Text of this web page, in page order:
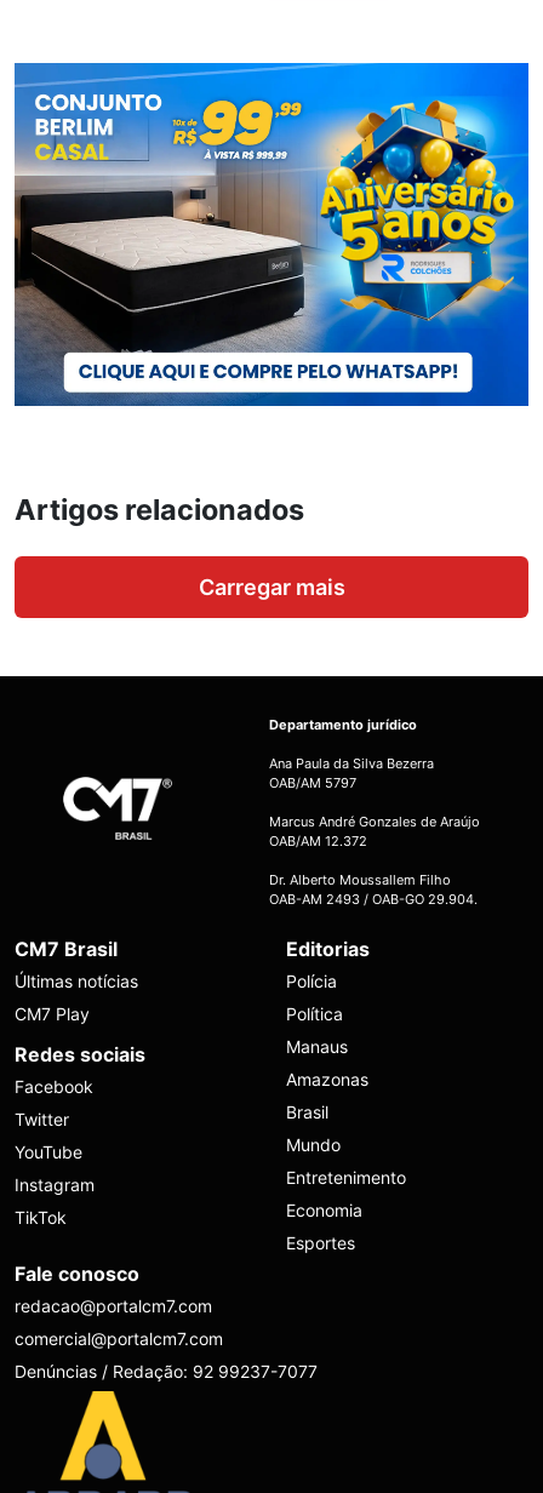
Artigos relacionados
Carregar mais
Departamento jurídico
Ana Paula da Silva Bezerra
OAB/AM 5797
Marcus André Gonzales de Araújo
OAB/AM 12.372
Dr. Alberto Moussallem Filho
OAB-AM 2493 / OAB-GO 29.904.
CM7 Brasil
Últimas notícias
CM7 Play
Redes sociais
Facebook
Twitter
YouTube
Instagram
TikTok
Editorias
Polícia
Política
Manaus
Amazonas
Brasil
Mundo
Entretenimento
Economia
Esportes
Fale conosco
redacao@portalcm7.com
comercial@portalcm7.com
Denúncias / Redação: 92 99237-7077